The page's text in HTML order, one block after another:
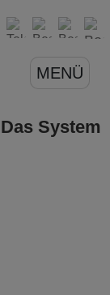
MENÜ
System